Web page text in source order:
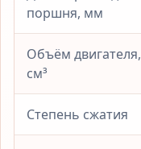
поршня, мм
Объём двигателя,
см³
Степень сжатия